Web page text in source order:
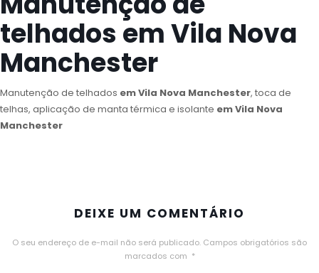
telhados em Vila Nova
Manchester
Manutenção de telhados em Vila Nova Manchester, toca de
telhas, aplicação de manta térmica e isolante em Vila Nova
Manchester
DEIXE UM COMENTÁRIO
O seu endereço de e-mail não será publicado. Campos obrigatórios são
marcados com *